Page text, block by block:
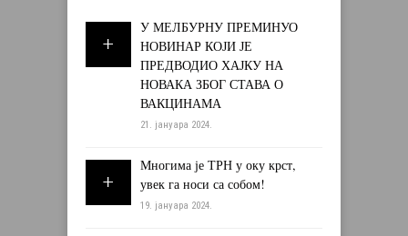
У МЕЛБУРНУ ПРЕМИНУО
НОВИНАР КОЈИ ЈЕ
ПРЕДВОДИО ХАЈКУ НА
НОВАКА ЗБОГ СТАВА О
ВАКЦИНАМА
21. јануара 2024.
Многима је ТРН у оку крст,
увек га носи са собом!
19. јануара 2024.